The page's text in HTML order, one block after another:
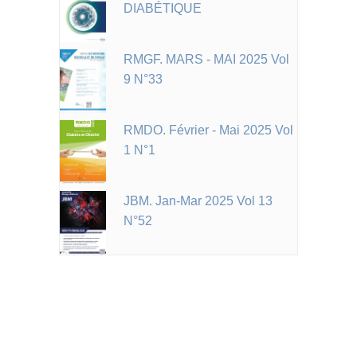
DIABÉTIQUE
RMGF. MARS - MAI 2025 Vol
9 N°33
RMDO. Février - Mai 2025 Vol
1 N°1
JBM. Jan-Mar 2025 Vol 13
N°52